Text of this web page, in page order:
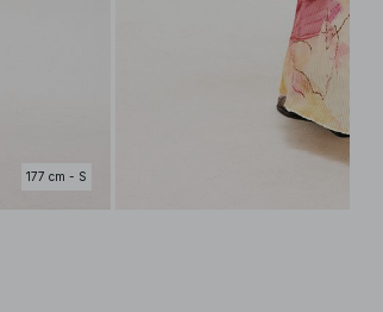
177 cm - S